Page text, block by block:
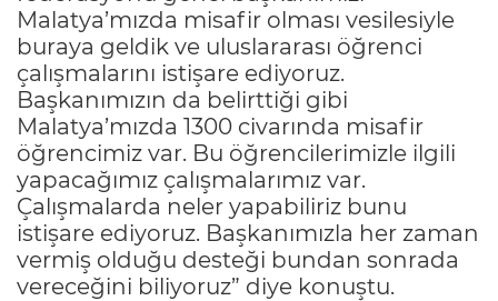
Malatya’mızda misafir olması vesilesiyle
buraya geldik ve uluslararası öğrenci
çalışmalarını istişare ediyoruz.
Başkanımızın da belirttiği gibi
Malatya’mızda 1300 civarında misafir
öğrencimiz var. Bu öğrencilerimizle ilgili
yapacağımız çalışmalarımız var.
Çalışmalarda neler yapabiliriz bunu
istişare ediyoruz. Başkanımızla her zaman
vermiş olduğu desteği bundan sonrada
vereceğini biliyoruz” diye konuştu.